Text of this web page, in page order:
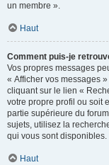
un membre ».
Haut
Comment puis-je
Vos propres messages
« Afficher vos messages
cliquant sur le lien «
votre propre profil ou soit
partie supérieure du
sujets, utilisez la
qui vous sont disponibles.
Haut